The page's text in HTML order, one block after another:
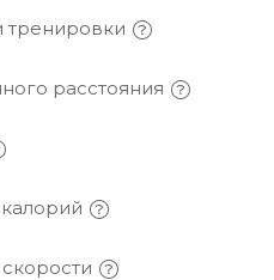
тренировки
расстояния
калорий
скорости